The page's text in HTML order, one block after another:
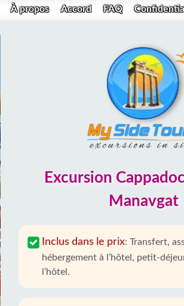
À propos Accord FAQ
Excursion
Manavgat
Inclus dans le prix: Transfert,
hébergement à l’hôtel, petit-
l’hôtel.